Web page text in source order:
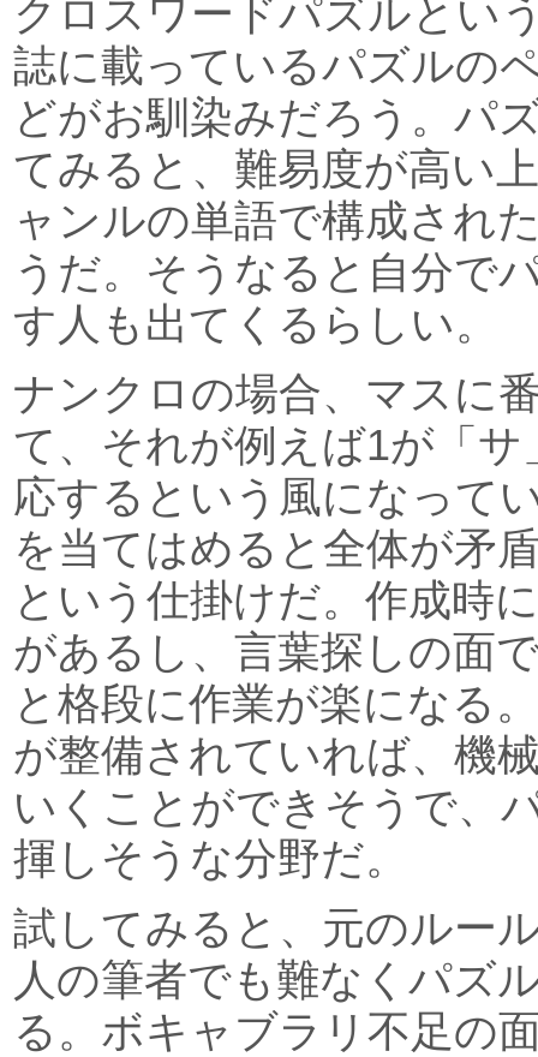
クロスワードパズルとい
誌に載っているパズルの
どがお馴染みだろう。パ
てみると、難易度が高い
ャンルの単語で構成され
うだ。そうなると自分で
す人も出てくるらしい。
ナンクロの場合、マスに
て、それが例えば1が「
応するという風になって
を当てはめると全体が矛
という仕掛けだ。作成時
があるし、言葉探しの面
と格段に作業が楽になる
が整備されていれば、機
いくことができそうで、
揮しそうな分野だ。
試してみると、元のルー
人の筆者でも難なくパズ
る。ボキャブラリ不足の